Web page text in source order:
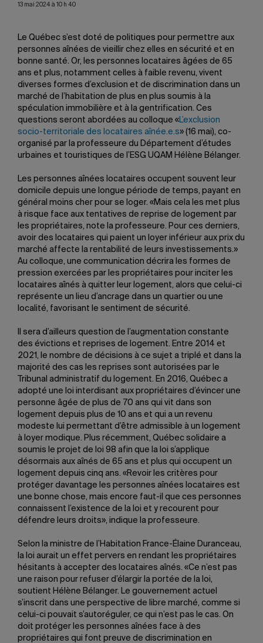
13 mai 2024 à 10 h 40
Le Québec s’est doté de politiques pour permettre aux
personnes aînées de vieillir chez elles en sécurité et en
bonne santé. Or, les personnes locataires âgées de 65
ans et plus, notamment celles à faible revenu, vivent
diverses formes d’exclusion et de discrimination dans un
marché de l’habitation de plus en plus soumis à la
spéculation immobilière et à la gentrification. Ces
questions seront abordées au colloque «L’exclusion
socio-territoriale des locataires aînée.e.s» (16 mai), co-
organisé par la professeure du Département d’études
urbaines et touristiques de l’ESG UQAM Hélène Bélanger.
Les personnes aînées locataires occupent souvent leur
domicile depuis une longue période de temps, payant en
général moins cher pour se loger. «Mais cela les met plus
à risque face aux tentatives de reprise de logement par
les propriétaires, note la professeure. Pour ces derniers,
avoir des locataires qui paient un loyer inférieur aux prix du
marché affecte la rentabilité de leurs investissements.»
Au colloque, une communication décrira les formes de
pression exercées par les propriétaires pour inciter les
locataires aînés à quitter leur logement, alors que celui-ci
représente un lieu d’ancrage dans un quartier ou une
localité, favorisant le sentiment de sécurité.
Il sera d’ailleurs question de l’augmentation constante
des évictions et reprises de logement. Entre 2014 et
2021, le nombre de décisions à ce sujet a triplé et dans la
majorité des cas les reprises sont autorisées par le
Tribunal administratif du logement. En 2016, Québec a
adopté une loi interdisant aux propriétaires d’évincer une
personne âgée de plus de 70 ans qui vit dans son
logement depuis plus de 10 ans et qui a un revenu
modeste lui permettant d’être admissible à un logement
à loyer modique. Plus récemment, Québec solidaire a
soumis le projet de loi 98 afin que la loi s’applique
désormais aux aînés de 65 ans et plus qui occupent un
logement depuis cinq ans. «Revoir les critères pour
protéger davantage les personnes aînées locataires est
une bonne chose, mais encore faut-il que ces personnes
connaissent l’existence de la loi et y recourent pour
défendre leurs droits», indique la professeure.
Selon la ministre de l’Habitation France-Élaine Duranceau,
la loi aurait un effet pervers en rendant les propriétaires
hésitants à accepter des locataires aînés. «Ce n’est pas
une raison pour refuser d’élargir la portée de la loi,
soutient Hélène Bélanger. Le gouvernement actuel
s’inscrit dans une perspective de libre marché, comme si
celui-ci pouvait s’autoréguler, ce qui n’est pas le cas. On
doit protéger les personnes aînées face à des
propriétaires qui font preuve de discrimination en